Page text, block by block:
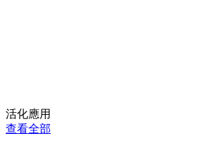
活化應用
查看全部